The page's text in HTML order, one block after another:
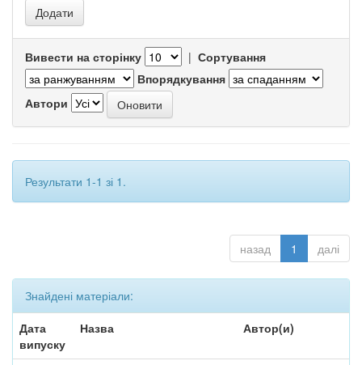
Вивести на сторінку | Сортування
Впорядкування
Автори
Результати 1-1 зі 1.
назад 1 далі
Знайдені матеріали:
Дата
випуску
Назва Автор(и)